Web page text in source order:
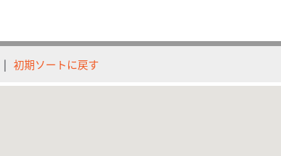
| 初期ソートに戻す